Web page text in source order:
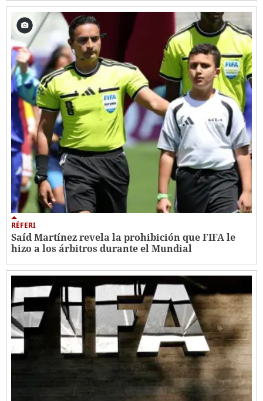
RÉFERI
Saíd Martínez revela la prohibición que FIFA le
hizo a los árbitros durante el Mundial